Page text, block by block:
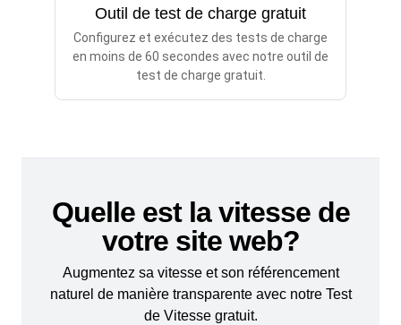
Outil de test de charge gratuit
Configurez et exécutez des tests de charge
en moins de 60 secondes avec notre outil de
test de charge gratuit.
Quelle est la vitesse de
votre site web?
Augmentez sa vitesse et son référencement
naturel de manière transparente avec notre Test
de Vitesse gratuit.